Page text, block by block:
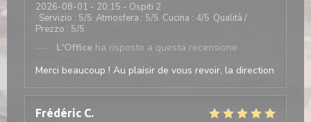
2026-08-01 - 20:15 - Ospiti 2
Servizio : 5/5 Atmosfera : 5/5 Cucina : 4/5 Qualità /
Prezzo : 5/5
L'Office ha risposto a questa recensione
Merci beaucoup ! Au plaisir de vous revoir, la direction
Frédéric C